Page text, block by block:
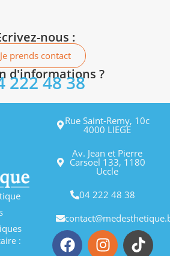
nous :
Je prends contact
d'informations ?
222 48 38
:
Rue Saint-Remy, 10c
4000 LIEGE
Av. Jean et Pierre
Carsoel 133, 1180
Uccle
04 222 48 38